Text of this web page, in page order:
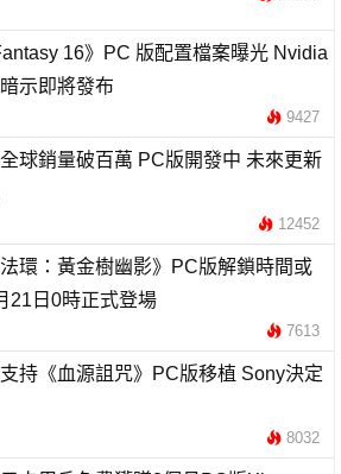
16》PC 版配置檔案曝光 Nvidia
示即將發布
9427
全球銷量破百萬 PC版開發中 未來更新
12452
法環：黃金樹幽影》PC版解鎖時間或
21日0時正式登場
7613
持《血源詛咒》PC版移植 Sony決定
8032